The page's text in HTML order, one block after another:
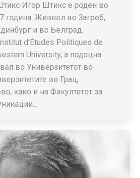
Игор Штикс е роден во
година. Живеел во Загреб,
и во Белград.
d’Études Politiques de
University, а подоцна
во Универзитетот во
во Грац,
како и на Факултетот за